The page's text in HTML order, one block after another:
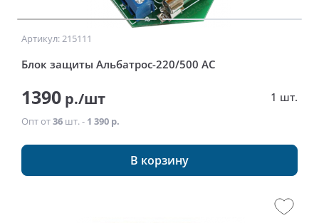
Артикул: 215111
Блок защиты Альбатрос-220/500 AC
1390 р./шт 1 шт.
Опт от36 шт. - 1 390 р.
В корзину